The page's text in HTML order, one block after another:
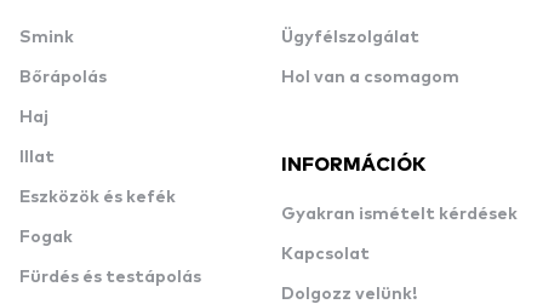
Smink
Bőrápolás
Haj
Illat
Eszközök és kefék
Fogak
Fürdés és testápolás
Ügyfélszolgálat
Hol van a csomagom
INFORMÁCIÓK
Gyakran ismételt kérdések
Kapcsolat
Dolgozz velünk!